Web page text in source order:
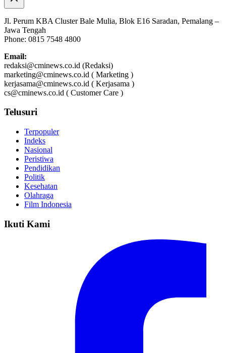
Jl. Perum KBA Cluster Bale Mulia, Blok E16 Saradan, Pemalang –
Jawa Tengah
Phone: 0815 7548 4800
Email:
redaksi@cminews.co.id (Redaksi)
marketing@cminews.co.id ( Marketing )
kerjasama@cminews.co.id ( Kerjasama )
cs@cminews.co.id ( Customer Care )
Telusuri
Terpopuler
Indeks
Nasional
Peristiwa
Pendidikan
Politik
Kesehatan
Olahraga
Film Indonesia
Ikuti Kami